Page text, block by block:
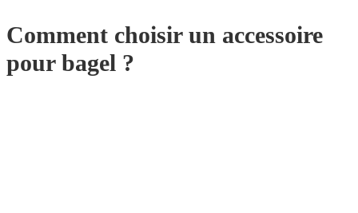
Comment choisir un accessoire
pour bagel ?